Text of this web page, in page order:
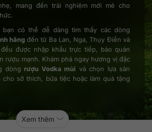
mang đến trải nghiệm mới mẻ cho
bạn có thể dễ dàng tìm thấy các dòng
hãngđến từ Ba Lan, Nga, Thụy Điển và
được nhập khẩu trực tiếp, bảo quản
rượu mạnh. Khám phá ngay hương vị đặc
dòng rượu Vodka mùi và chọn lựa sản
cho sở thích, bữa tiệc hoặc làm quà tặng
Xem thêm